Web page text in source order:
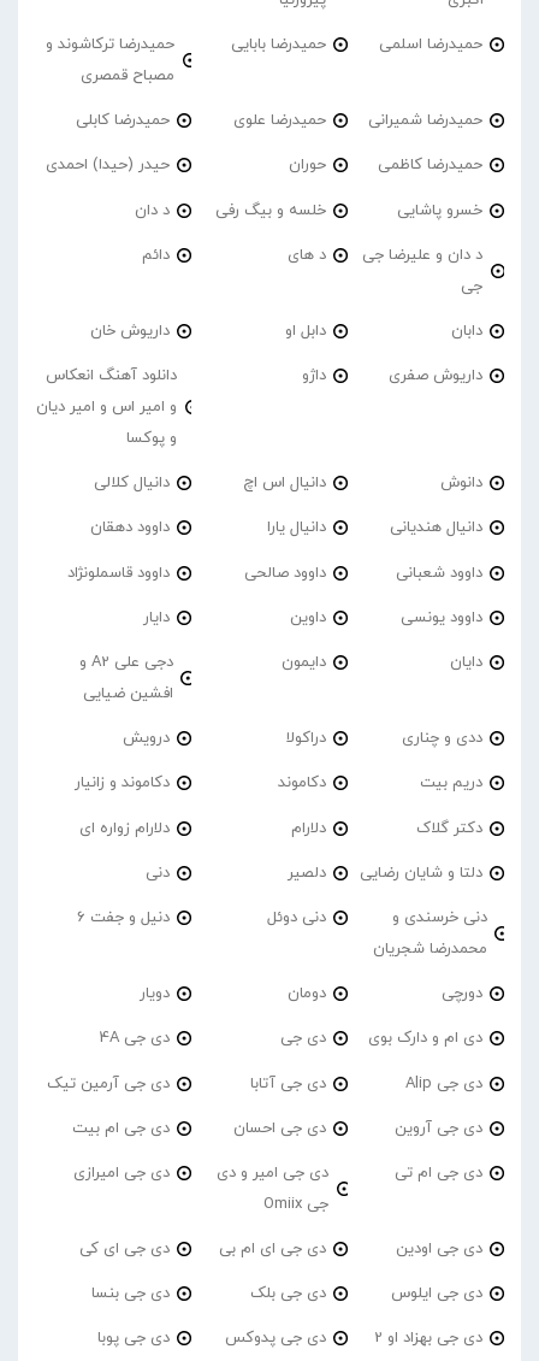
حمیدرضا اسلمی حمیدرضا بابایی
حمیدرضا ترکاشوند و
مصباح قمصری
حمیدرضا شمیرانی حمیدرضا علوی حمیدرضا کابلی
حمیدرضا کاظمی حوران حیدر (حیدا) احمدی
خسرو پاشایی خلسه و بیگ رفی د دان
د دان و علیرضا جی
جی
د های دائم
دابان دابل او داریوش خان
داریوش صفری داژو
دانلود آهنگ انعکاس
و امیر اس و امیر دیان
و پوکسا
دانوش دانیال اس اچ دانیال کلالی
دانیال هندیانی دانیال یارا داوود دهقان
داوود شعبانی داوود صالحی داوود قاسملونژاد
داوود یونسی داوین دایار
دایان دایمون
دجی علی A2 و
افشین ضیایی
ددی و چناری دراکولا درویش
دریم بیت دکاموند دکاموند و زانیار
دکتر گلاک دلارام دلارام زواره ای
دلتا و شایان رضایی دلصیر دنی
دنی خرسندی و
محمدرضا شجریان
دنی دوئل دنیل و جفت 6
دورچی دومان دویار
دی ام و دارک بوی دی جی دی جی 4A
دی جی Alip دی جی آتابا دی جی آرمین تیک
دی جی آروین دی جی احسان دی جی ام بیت
دی جی ام تی
دی جی امیر و دی
جی Omiix
دی جی امیرازی
دی جی اودین دی جی ای ام بی دی جی ای کی
دی جی ایلوس دی جی بلک دی جی بنسا
دی جی بهزاد او 2 دی جی پدوکس دی جی پوبا